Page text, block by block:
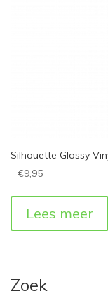
Silhouette Glossy
€9,95
Lees meer
Zoek